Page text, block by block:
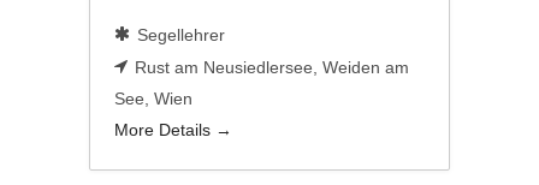
Segellehrer
Rust am Neusiedlersee Weiden am
See Wien
More Details